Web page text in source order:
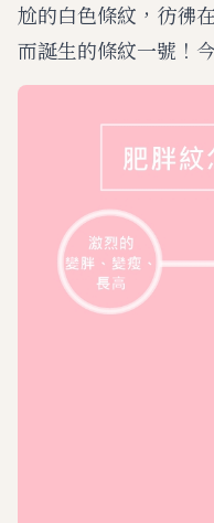
尬的白色條紋，彷彿
而誕生的條紋一號！